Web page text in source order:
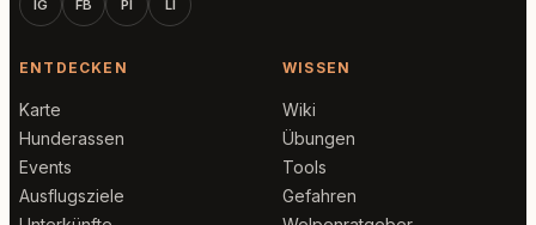
IG FB PI LI
ENTDECKEN
Karte
Hunderassen
Events
Ausflugsziele
WISSEN
Wiki
Übungen
Tools
Gefahren